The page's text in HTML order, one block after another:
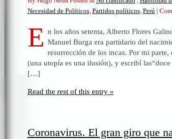
Necesidad de Políticos, Partidos políticos, Perú |
E n los años setenta, Alberto Flores
Manuel Burga era partidario del
resurrección de los incas. Por mi
(una utopía es una ilusión), y escribí
[…]
Read the rest of this entry »
Coronavirus. El gran giro que